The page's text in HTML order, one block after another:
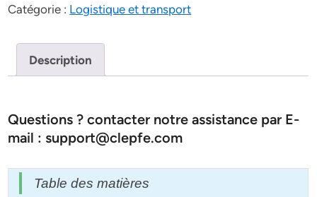
Catégorie : Logistique et transport
Description
Questions ? contacter notre assistance par E-
mail : support@clepfe.com
Table des matières